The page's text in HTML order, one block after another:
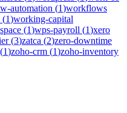
automation (1)workflows
(1)working-capital
(1)wps-payroll (1)xero
(3)zatca (2)zero-downtime
(1)zoho-crm (1)zoho-inventory